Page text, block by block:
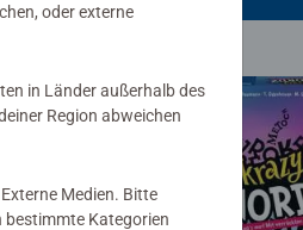
oder externe
in Länder außerhalb des
Region abweichen
Medien. Bitte
bestimmte Kategorien